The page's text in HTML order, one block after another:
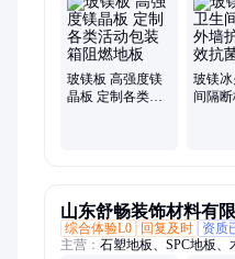
水泥抗爆板、楼板、玻镁板
阻尼隔音板、内墙装饰板、
板、轻质隔板墙、穿孔纤维
楼承板、纤维增强水泥压力
玻镁板 高强度镁
晶板 定制各类活
玻镁
间隔
山东舒畅装饰材料有
综合体验L0
回复及时 资质
主营： 石塑地板、SPC地板